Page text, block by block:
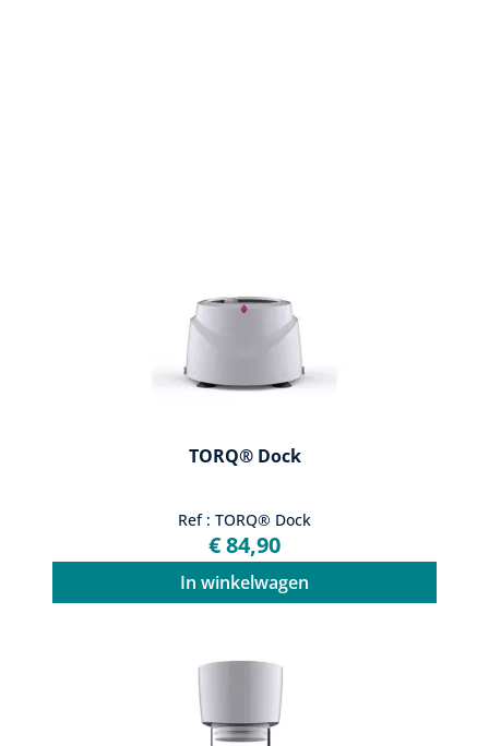
TORQ® Dock
Ref : TORQ® Dock
€ 84,90
In winkelwagen